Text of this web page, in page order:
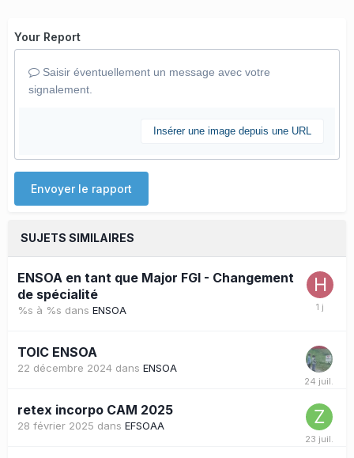
Your Report
Saisir éventuellement un message avec votre
signalement.
Insérer une image depuis une URL
Envoyer le rapport
SUJETS SIMILAIRES
ENSOA en tant que Major FGI - Changement
de spécialité
%s à %s dans ENSOA
TOIC ENSOA
22 décembre 2024 dans ENSOA
retex incorpo CAM 2025
28 février 2025 dans EFSOAA